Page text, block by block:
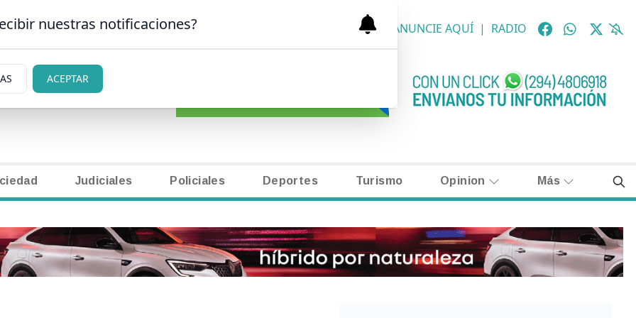
DE BARILOCHE CLASIFICADOS NECROLÓGICAS ANUNCIE AQUÍ | RADIO
Judiciales Policiales Deportes Turismo Opinion Más
nuestras notificaciones?
ACEPTAR